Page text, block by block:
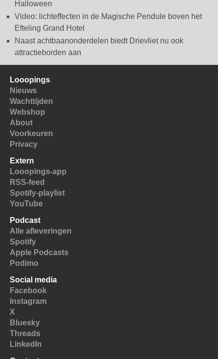
Halloween
Video: lichteffecten in de Magische Pendule boven het
Efteling Grand Hotel
Naast achtbaanonderdelen biedt Drievliet nu ook
attractieborden aan
Looopings
Nieuws
Wachttijden
Webshop
About
Voorkeuren
Privacy
Extern
Looopings-app
RSS-feed
Spotify-playlist
YouTube
Podcast
Alle afleveringen
Spotify
Apple Podcasts
Podimo
Social media
Facebook
Instagram
X
Bluesky
Threads
LinkedIn